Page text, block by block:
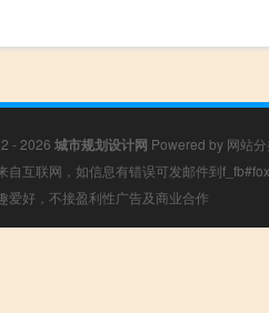
- 2026 城市规划设计网 Powered by 网站
自互联网，如信息有错误可发邮件到
爱好，不接盈利性广告及商业合作